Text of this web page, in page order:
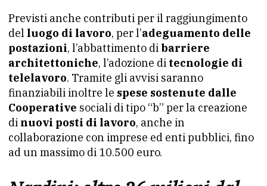
Previsti anche contributi per il raggiungimento
del luogo di lavoro, per l’adeguamento delle
postazioni, l’abbattimento di barriere
architettoniche, l’adozione di tecnologie di
telelavoro. Tramite gli avvisi saranno
finanziabili inoltre le spese sostenute dalle
Cooperative sociali di tipo “b” per la creazione
di nuovi posti di lavoro, anche in
collaborazione con imprese ed enti pubblici, fino
ad un massimo di 10.500 euro.